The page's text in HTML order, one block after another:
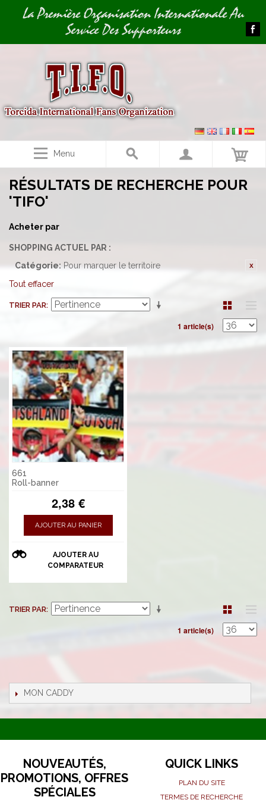
Image 01La Première Organisation Internationale Au
Service Des Supporteurs
Menu
RÉSULTATS DE RECHERCHE POUR
'TIFO'
Acheter par
SHOPPING ACTUEL PAR :
Catégorie: Pour marquer le territoire
Tout effacer
TRIER PAR
1 article(s)
661
Roll-banner
2,38 €
AJOUTER AU PANIER
AJOUTER AU
COMPARATEUR
TRIER PAR
1 article(s)
MON CADDY
NOUVEAUTÉS,
PROMOTIONS, OFFRES
SPÉCIALES
QUICK LINKS
PLAN DU SITE
TERMES DE RECHERCHE